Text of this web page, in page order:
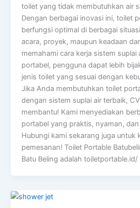
toilet yang tidak membutuhkan air
Dengan berbagai inovasi ini, toilet
berfungsi optimal di berbagai
acara, proyek, maupun keadaan
memahami cara kerja sistem suplai
portabel, pengguna dapat lebih
jenis toilet yang sesuai dengan
Jika Anda membutuhkan toilet
dengan sistem suplai air terbaik,
membantu! Kami menyediakan
portabel yang praktis, nyaman,
Hubungi kami sekarang juga untuk
pemesanan! Toilet Portable
Batu Beling adalah toiletportable.id/